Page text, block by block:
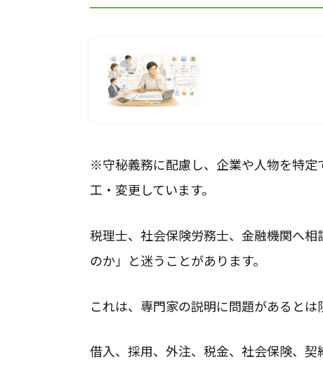
※守秘義務に配慮し、企業や人物を特
工・変更しています。
税理士、社会保険労務士、金融機関へ
のか」と迷うことがあります。
これは、専門家の説明に問題があるとは
借入、採用、外注、税金、社会保険、
◎現在、電話相談